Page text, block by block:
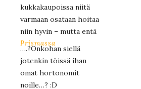
kukkakaupoissa niitä
varmaan osataan hoitaa
niin hyvin – mutta entä
Prismassa
….?Onkohan siellä
jotenkin töissä ihan
omat hortonomit
noille…? :D